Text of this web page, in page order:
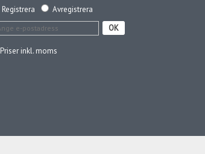
Registrera
Avregistrera
OK
Priser inkl. moms